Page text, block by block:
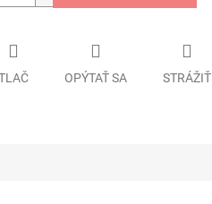
OPÝTAŤ SA STRÁŽIŤ